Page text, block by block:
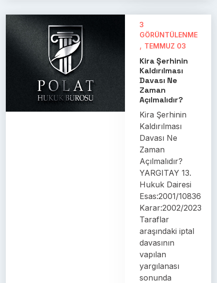
3
GÖRÜNTÜLENME
, TEMMUZ 03
Kira Şerhinin
Kaldırılması
Davası Ne
Zaman
Açılmalıdır?
Kira Şerhinin
Kaldırılması
Davası Ne
Zaman
Açılmalıdır?
YARGITAY 13.
Hukuk Dairesi
Esas:2001/10836
Karar:2002/2023
Taraflar
araşındaki iptal
davasının
vapılan
yargılanası
sonunda